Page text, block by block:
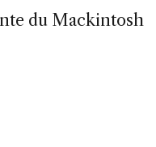
du Mackintosh